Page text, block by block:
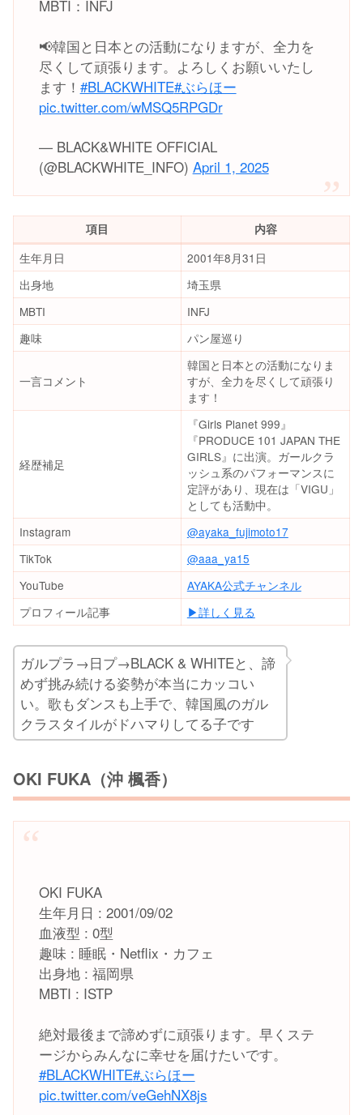
MBTI：INFJ
📢韓国と日本との活動になりますが、全力を
尽くして頑張ります。よろしくお願いいたし
ます！ #BLACKWHITE#ぶらほー
pic.twitter.com/wMSQ5RPGDr
— BLACK&WHITE OFFICIAL
(@BLACKWHITE_INFO) April 1, 2025
項目 内容
生年月日
2001年8月31日
出身地
埼玉県
MBTI
INFJ
趣味
パン屋巡り
一言コメント
韓国と日本との活動になりま
すが、全力を尽くして頑張り
ます！
経歴補足
『Girls Planet 999』
『PRODUCE 101 JAPAN THE
GIRLS』に出演。ガールクラ
ッシュ系のパフォーマンスに
定評があり、現在は「VIGU」
としても活動中。
Instagram
@ayaka_fujimoto17
TikTok
@aaa_ya15
YouTube
AYAKA公式チャンネル
プロフィール記事
▶︎詳しく見る
ガルプラ→日プ→BLACK & WHITEと、諦
めず挑み続ける姿勢が本当にカッコい
い。歌もダンスも上手で、韓国風のガル
クラスタイルがドハマりしてる子です
OKI FUKA（沖 楓香）
OKI FUKA
生年月日 : 2001/09/02
血液型 : 0型
趣味 : 睡眠・Netflix・カフェ
出身地 : 福岡県
MBTI : ISTP
絶対最後まで諦めずに頑張ります。早くステ
ージからみんなに幸せを届けたいです。
#BLACKWHITE#ぶらほー
pic.twitter.com/veGehNX8js